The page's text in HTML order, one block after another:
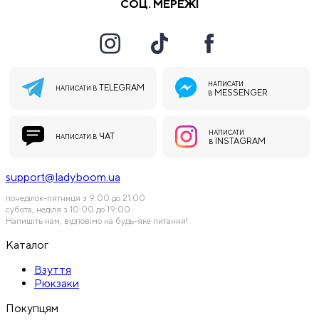
СОЦ. МЕРЕЖІ
НАПИСАТИ В TELEGRAM
НАПИСАТИ
В MESSENGER
НАПИСАТИ В ЧАТ
НАПИСАТИ
В INSTAGRAM
support@ladyboom.ua
понеділок-пятниця з 9:00 до 21:00
субота, неділя з 10:00 до 19:00
Напишіть нам, відповімо на будь-яке питання!
Каталог
Взуття
Рюкзаки
Покупцям